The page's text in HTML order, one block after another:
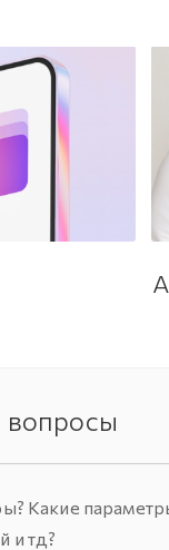
вопросы
Какие
и тд?